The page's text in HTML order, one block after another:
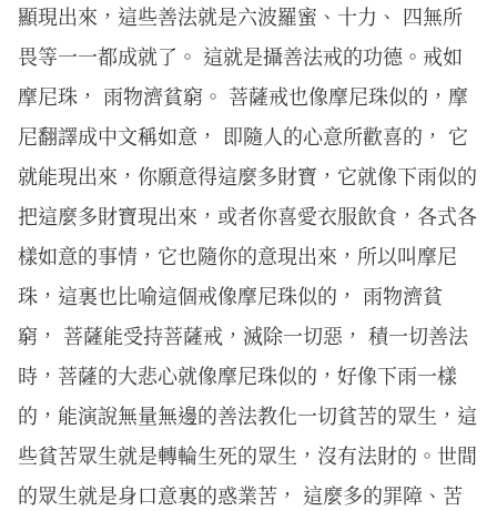
顯現出來，這些善法就是六波羅蜜、十力、 四無所
畏等一一都成就了。 這就是攝善法戒的功德。戒如
摩尼珠， 雨物濟貧窮。 菩薩戒也像摩尼珠似的，摩
尼翻譯成中文稱如意， 即隨人的心意所歡喜的， 它
就能現出來，你願意得這麼多財寶，它就像下雨似的
把這麼多財寶現出來，或者你喜愛衣服飲食，各式各
樣如意的事情，它也隨你的意現出來，所以叫摩尼
珠，這裏也比喻這個戒像摩尼珠似的， 雨物濟貧
窮， 菩薩能受持菩薩戒，滅除一切惡， 積一切善法
時，菩薩的大悲心就像摩尼珠似的，好像下雨一樣
的，能演說無量無邊的善法教化一切貧苦的眾生，這
些貧苦眾生就是轉輪生死的眾生，沒有法財的。世間
的眾生就是身口意裏的惑業苦， 這麼多的罪障、苦